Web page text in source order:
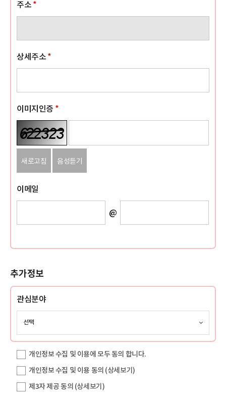
주소 *
상세주소 *
이미지인증 *
새로고침 음성듣기
이메일
@
추가정보
관심분야
개인정보 수집 및 이용에 모두 동의 합니다.
개인정보 수집 및 이용 동의 (상세보기)
제3자 제공 동의 (상세보기)